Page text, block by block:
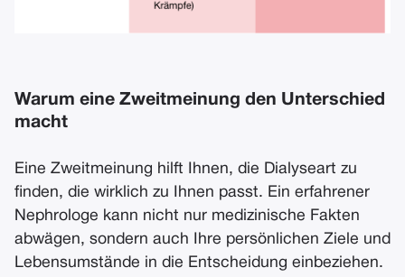
Warum eine Zweitmeinung den Unterschied
macht
Eine Zweitmeinung hilft Ihnen, die Dialyseart zu
finden, die wirklich zu Ihnen passt. Ein erfahrener
Nephrologe kann nicht nur medizinische Fakten
abwägen, sondern auch Ihre persönlichen Ziele und
Lebensumstände in die Entscheidung einbeziehen.